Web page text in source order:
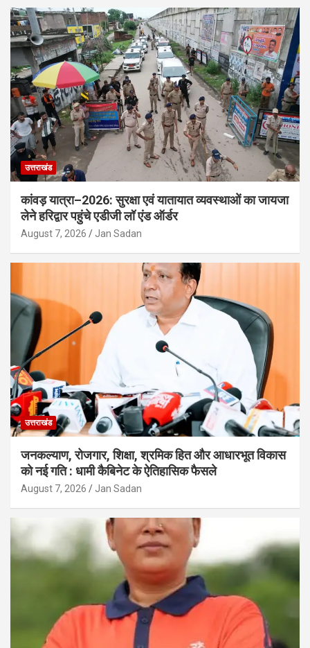
उत्तराखंड
कांवड़ यात्रा–2026: सुरक्षा एवं यातायात व्यवस्थाओं का जायजा
लेने हरिद्वार पहुंचे एडीजी लॉ एंड ऑर्डर
August 7, 2026 Jan Sadan
उत्तराखंड
जनकल्याण, रोजगार, शिक्षा, श्रमिक हित और आधारभूत विकास
को नई गति : धामी कैबिनेट के ऐतिहासिक फैसले
August 7, 2026 Jan Sadan